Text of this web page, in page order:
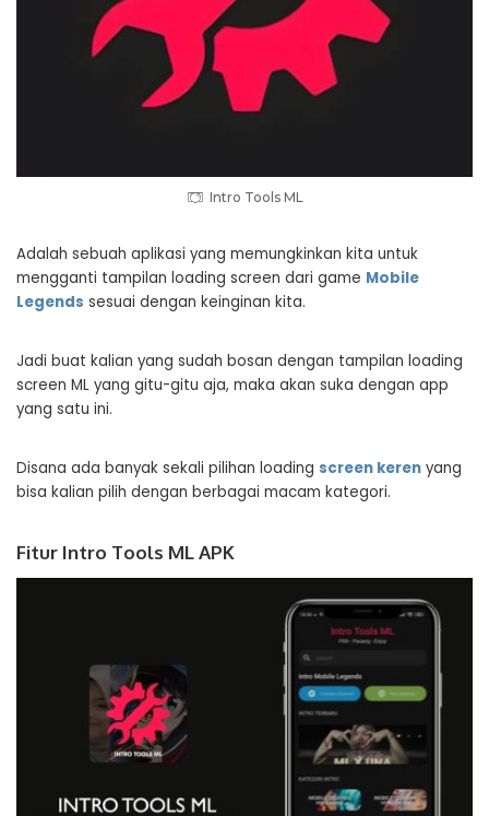
Intro Tools ML
Adalah sebuah aplikasi yang memungkinkan kita untuk
mengganti tampilan loading screen dari game Mobile
Legends sesuai dengan keinginan kita.
Jadi buat kalian yang sudah bosan dengan tampilan loading
screen ML yang gitu-gitu aja, maka akan suka dengan app
yang satu ini.
Disana ada banyak sekali pilihan loading screen keren yang
bisa kalian pilih dengan berbagai macam kategori.
Fitur Intro Tools ML APK